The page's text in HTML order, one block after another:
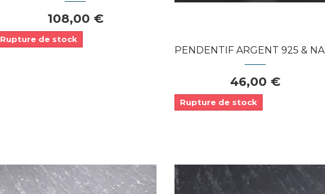
108,00 €
Rupture de stock
PENDENTIF ARGENT 925 & NACRE BLEUE IRISEE
46,00 €
Rupture de stock